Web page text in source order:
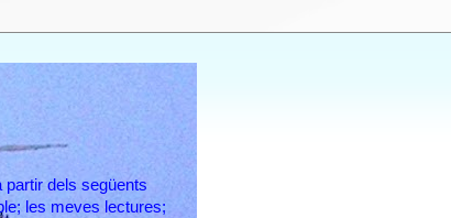
partir dels següents
les meves lectures;